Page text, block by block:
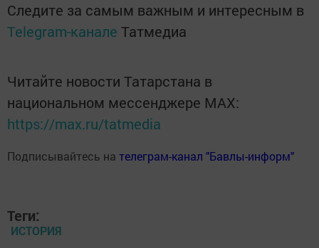
Следите за самым важным и интересным в
Telegram-канале Татмедиа
Читайте новости Татарстана в
национальном мессенджере MАХ:
https://max.ru/tatmedia
Подписывайтесь на телеграм-канал "Бавлы-информ"
Теги:
ИСТОРИЯ